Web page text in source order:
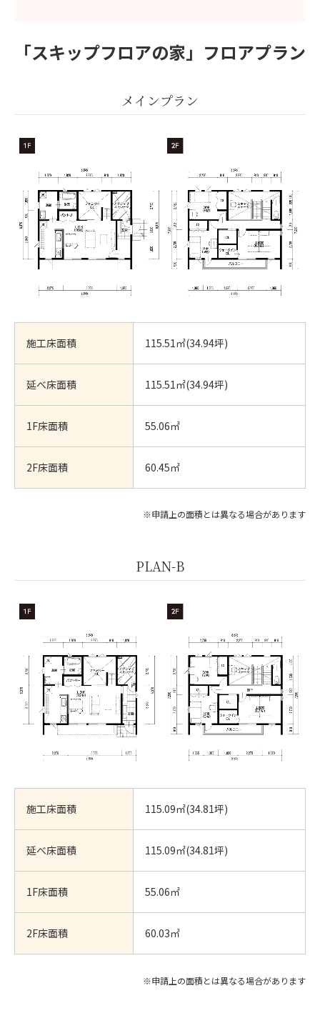
「スキップフロアの家」 フロアプラン
メインプラン
施工床面積 115.51㎡(34.94坪)
延べ床面積 115.51㎡(34.94坪)
1F床面積 55.06㎡
2F床面積 60.45㎡
※申請上の面積とは異なる場合があります
PLAN-B
施工床面積 115.09㎡(34.81坪)
延べ床面積 115.09㎡(34.81坪)
1F床面積 55.06㎡
2F床面積 60.03㎡
※申請上の面積とは異なる場合があります